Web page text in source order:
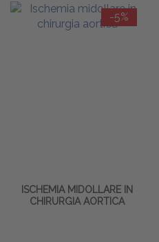
-5%
ISCHEMIA MIDOLLARE IN
CHIRURGIA AORTICA